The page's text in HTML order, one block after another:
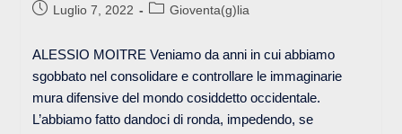
ArticoloLuglio 7, 2022
Categoria
Gioventa(g)lia
ALESSIO MOITRE Veniamo da anni in cui abbiamo
sgobbato nel consolidare e controllare le immaginarie
mura difensive del mondo cosiddetto occidentale.
L’abbiamo fatto dandoci di ronda, impedendo, se